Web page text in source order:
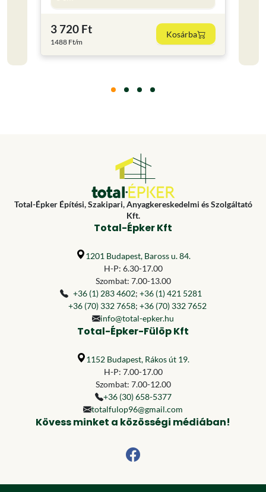
3 720 Ft
1488 Ft/m
Kosárba
Total-Épker Építési, Szakipari, Anyagkereskedelmi és Szolgáltató
Kft.
Total-Épker Kft
1201 Budapest, Baross u. 84.
H-P: 6.30-17.00
Szombat: 7.00-13.00
+36 (1) 283 4602; +36 (1) 421 5281
+36 (70) 332 7658; +36 (70) 332 7652
info@total-epker.hu
Total-Épker-Fülöp Kft
1152 Budapest, Rákos út 19.
H-P: 7.00-17.00
Szombat: 7.00-12.00
+36 (30) 658-5377
totalfulop96@gmail.com
Kövess minket a közösségi médiában!